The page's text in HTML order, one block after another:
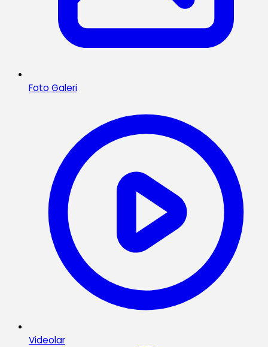
Foto Galeri
Videolar